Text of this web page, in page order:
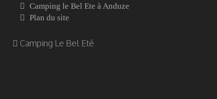
Camping le Bel Ete à Anduze
Plan du site
Camping Le Bel Eté